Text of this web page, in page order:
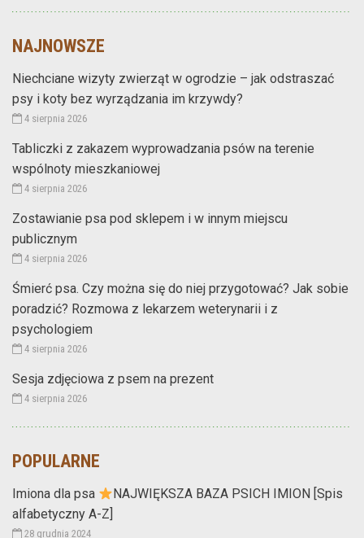
NAJNOWSZE
Niechciane wizyty zwierząt w ogrodzie – jak odstraszać
psy i koty bez wyrządzania im krzywdy?
4 sierpnia 2026
Tabliczki z zakazem wyprowadzania psów na terenie
wspólnoty mieszkaniowej
4 sierpnia 2026
Zostawianie psa pod sklepem i w innym miejscu
publicznym
4 sierpnia 2026
Śmierć psa. Czy można się do niej przygotować? Jak sobie
poradzić? Rozmowa z lekarzem weterynarii i z
psychologiem
4 sierpnia 2026
Sesja zdjęciowa z psem na prezent
4 sierpnia 2026
POPULARNE
Imiona dla psa
NAJWIĘKSZA BAZA PSICH IMION [Spis
alfabetyczny A-Z]
28 grudnia 2024